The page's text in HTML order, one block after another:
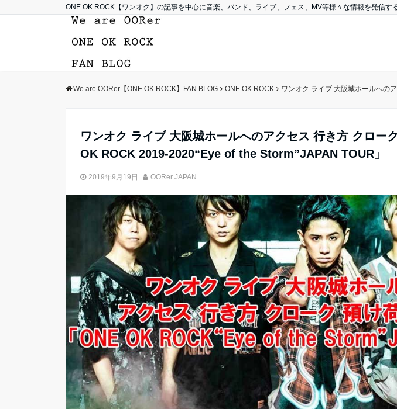
ONE OK ROCK【ワンオク】の記事を中心に音楽、バンド、ライブ、フェス、MV等様々な情報を発信す
We are OORer【ONE OK ROCK】FAN BLOG ONE OK ROCK ワンオク ライブ 大阪城ホールへの
ワンオク ライブ 大阪城ホールへのアクセス 行き方 クロー
OK ROCK 2019-2020“Eye of the Storm”JAPAN TOUR」
2019年9月19日 OORer JAPAN